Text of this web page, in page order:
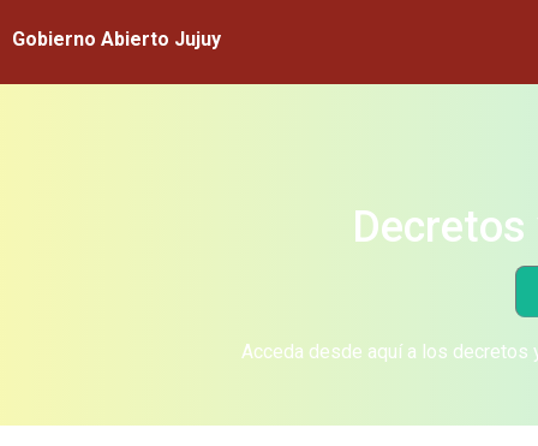
Gobierno Abierto Jujuy
Acceda desde aquí a los